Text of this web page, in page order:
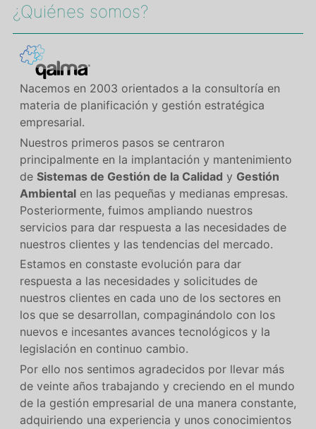
¿Quiénes somos?​
Nacemos en 2003 orientados a la consultoría en
materia de planificación y gestión estratégica
empresarial.
Nuestros primeros pasos se centraron
principalmente en la implantación y mantenimiento
de Sistemas de Gestión de la Calidad y Gestión
Ambientalen las pequeñas y medianas empresas.
Posteriormente, fuimos ampliando nuestros
servicios para dar respuesta a las necesidades de
nuestros clientes y las tendencias del mercado.
Estamos en constaste evolución para dar
respuesta a las necesidades y solicitudes de
nuestros clientes en cada uno de los sectores en
los que se desarrollan, compaginándolo con los
nuevos e incesantes avances tecnológicos y la
legislación en continuo cambio.
Por ello nos sentimos agradecidos por llevar más
de veinte años trabajando y creciendo en el mundo
de la gestión empresarial de una manera constante,
adquiriendo una experiencia y unos conocimientos